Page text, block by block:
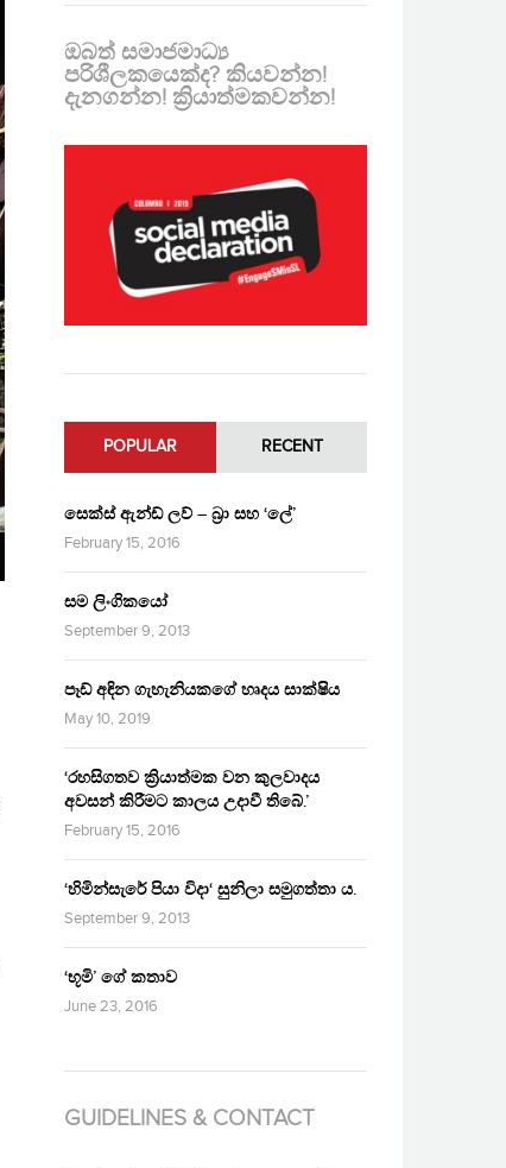
ඔබත් සමාජමාධ්‍ය
පරිශීලකයෙක්ද? කියවන්න!
දැනගන්න! ක්‍රියාත්මකවන්න!
POPULAR RECENT
සෙක්ස් ඇන්ඩ් ලව් – බ්‍රා සහ ‘ලේ’
February 15, 2016
සම ලිංගිකයෝ
September 9, 2013
පෑඩ් අඳින ගැහැනියකගේ හෘදය සාක්ෂිය
May 10, 2019
‘රහසිගතව ක්‍රියාත්මක වන කුලවාදය
අවසන් කිරීමට කාලය උදාවී තිබේ.’
February 15, 2016
‘හිමින්සැරේ පියා විදා‘ සුනිලා සමුගත්තා ය.
September 9, 2013
‘භූමි’ ගේ කතාව
June 23, 2016
GUIDELINES & CONTACT